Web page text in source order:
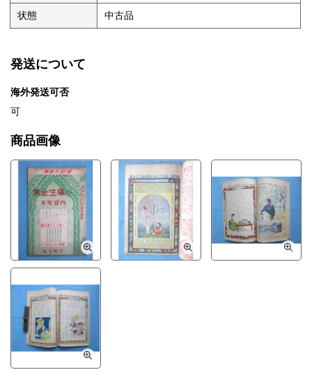
状態 中古品
発送について
海外発送可否
可
商品画像